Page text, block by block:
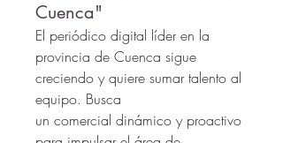
Cuenca"
El periódico digital líder en la
provincia de Cuenca sigue
creciendo y quiere sumar talento al
equipo. Busca
un comercial dinámico y proactivo